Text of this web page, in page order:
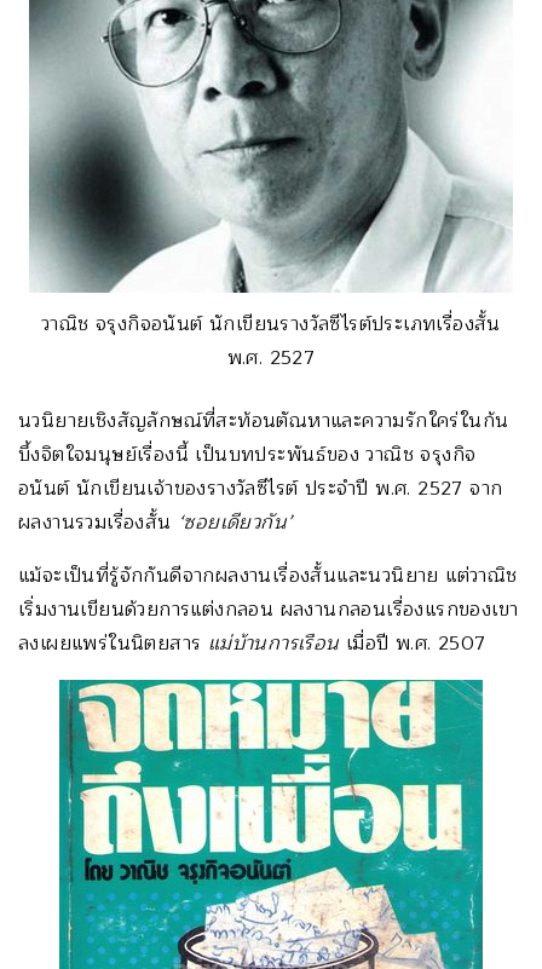
วาณิช จรุงกิจอนันต์ นักเขียนรางวัลซีไรต์ประเภทเรื่องสั้น
พ.ศ. 2527
นวนิยายเชิงสัญลักษณ์ที่สะท้อนตัณหาและความรักใคร่ในก้น
บึ้งจิตใจมนุษย์เรื่องนี้ เป็นบทประพันธ์ของ วาณิช จรุงกิจ
อนันต์ นักเขียนเจ้าของรางวัลซีไรต์ ประจำปี พ.ศ. 2527 จาก
ผลงานรวมเรื่องสั้น ‘ซอยเดียวกัน’
แม้จะเป็นที่รู้จักกันดีจากผลงานเรื่องสั้นและนวนิยาย แต่วาณิช
เริ่มงานเขียนด้วยการแต่งกลอน ผลงานกลอนเรื่องแรกของเขา
ลงเผยแพร่ในนิตยสาร แม่บ้านการเรือน เมื่อปี พ.ศ. 2507